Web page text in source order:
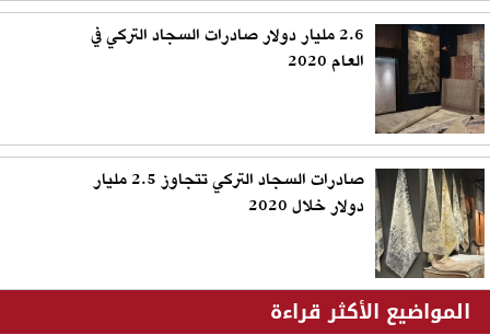
2.6 مليار دولار صادرات السجاد التركي في
العام 2020
صادرات السجاد التركي تتجاوز 2.5 مليار
دولار خلال 2020
المواضيع الأكثر قراءة